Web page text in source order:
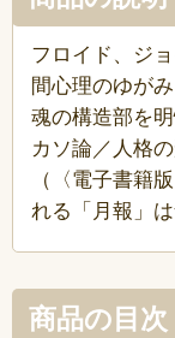
フロイド、ジ
間心理のゆが
魂の構造部を
カソ論／人格
（〈電子書籍
れる「月報」
商品の目次